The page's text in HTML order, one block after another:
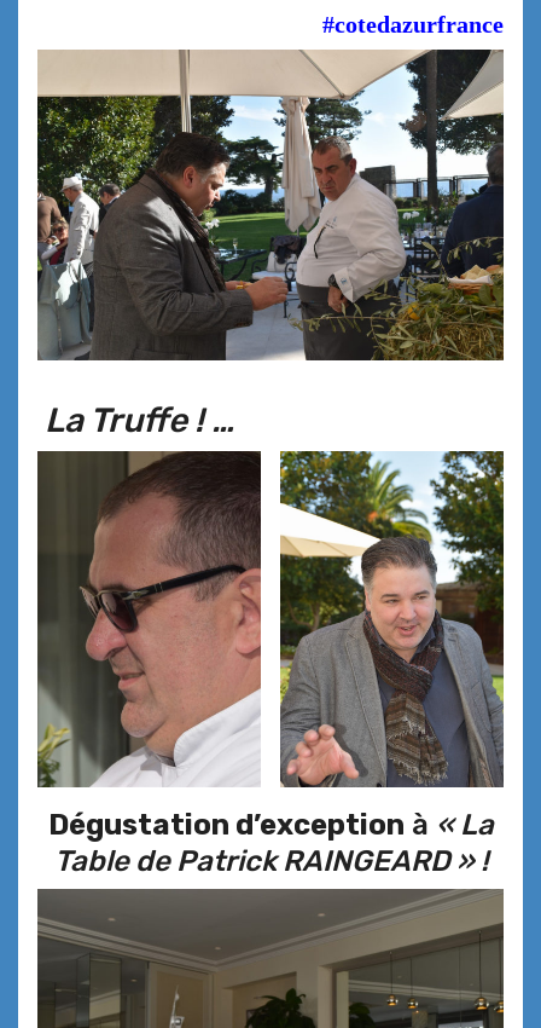
#cotedazurfrance
La Truffe ! …
Dégustation d’exception à « La
Table de Patrick RAINGEARD » !